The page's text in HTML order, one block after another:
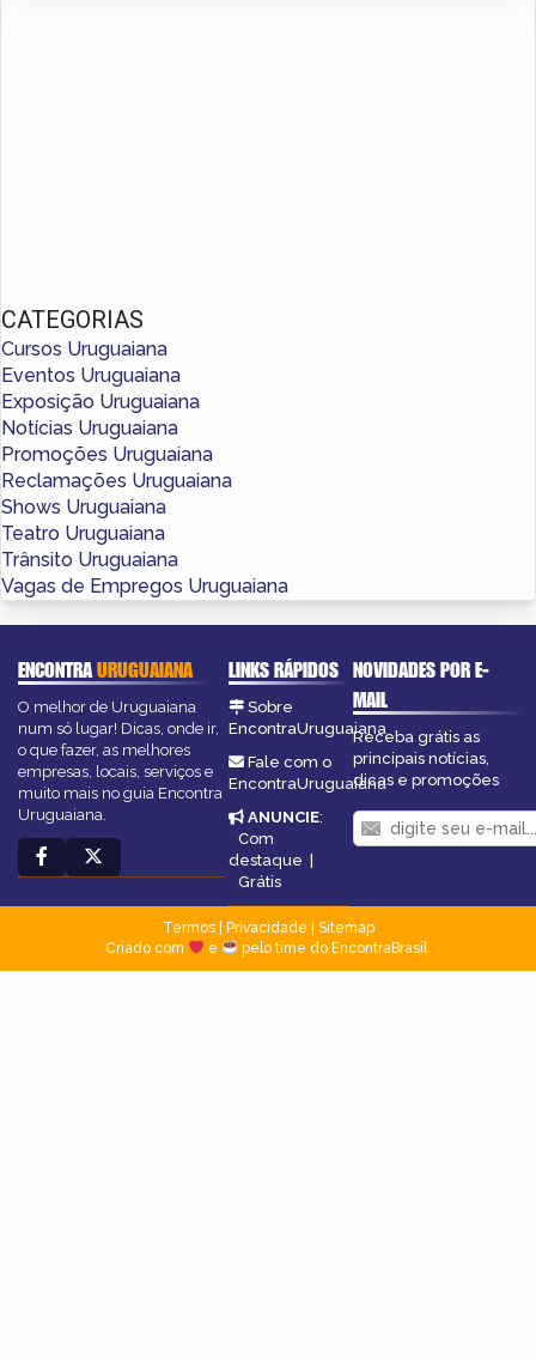
CATEGORIAS
Cursos Uruguaiana
Eventos Uruguaiana
Exposição Uruguaiana
Notícias Uruguaiana
Promoções Uruguaiana
Reclamações Uruguaiana
Shows Uruguaiana
Teatro Uruguaiana
Trânsito Uruguaiana
Vagas de Empregos Uruguaiana
ENCONTRAURUGUAIANA
O melhor de Uruguaiana
num só lugar! Dicas, onde ir,
o que fazer, as melhores
empresas, locais, serviços e
muito mais no guia Encontra
Uruguaiana.
LINKS RÁPIDOS
Sobre
EncontraUruguaiana
Fale com o
EncontraUruguaiana
ANUNCIE:
Com
destaque
Grátis
NOVIDADES POR E-
MAIL
Receba grátis as
principais notícias,
dicas e promoções
Termos| Privacidade
Sitemap
Criado com
e pelo time do EncontraBrasil